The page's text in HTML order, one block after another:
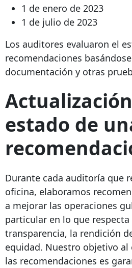
1 de enero de 2023
1 de julio de 2023
Los auditores evaluaron el
recomendaciones
documentación y otras
estado de
Durante cada auditoría que
oficina, elaboramos
a mejorar las operaciones
particular en lo que respecta
transparencia, la rendición
equidad. Nuestro objetivo al
las recomendaciones es